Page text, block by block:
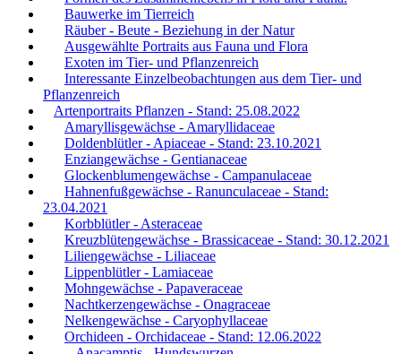
Bauwerke im Tierreich
Räuber - Beute - Beziehung in der Natur
Ausgewählte Portraits aus Fauna und Flora
Exoten im Tier- und Pflanzenreich
Interessante Einzelbeobachtungen aus dem Tier- und
Pflanzenreich
Artenportraits Pflanzen - Stand: 25.08.2022
Amaryllisgewächse - Amaryllidaceae
Doldenblütler - Apiaceae - Stand: 23.10.2021
Enziangewächse - Gentianaceae
Glockenblumengewächse - Campanulaceae
Hahnenfußgewächse - Ranunculaceae - Stand:
23.04.2021
Korbblütler - Asteraceae
Kreuzblütengewächse - Brassicaceae - Stand: 30.12.2021
Liliengewächse - Liliaceae
Lippenblütler - Lamiaceae
Mohngewächse - Papaveraceae
Nachtkerzengewächse - Onagraceae
Nelkengewächse - Caryophyllaceae
Orchideen - Orchidaceae - Stand: 12.06.2022